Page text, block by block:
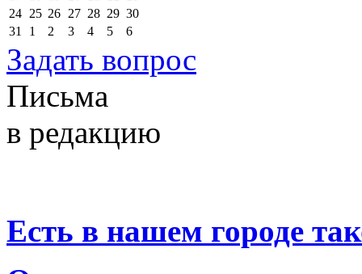
24 25 26 27 28 29 30
31
1 2 3 4 5 6
Задать вопрос
Письма
в редакцию
Есть в нашем городе